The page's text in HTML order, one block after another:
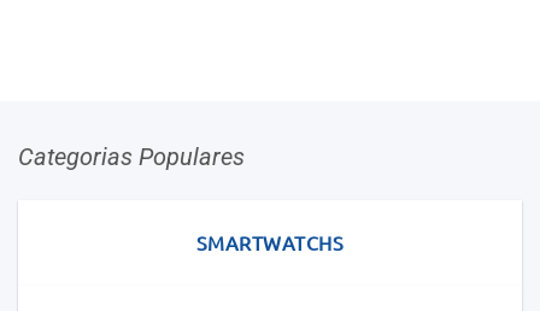
Categorias Populares
SMARTWATCHS